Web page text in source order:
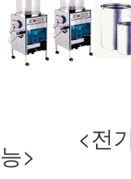
<전
능>